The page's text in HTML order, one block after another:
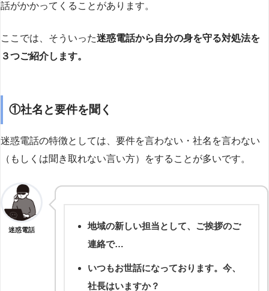
話がかかってくることがあります。
ここでは、そういった迷惑電話から自分の身を守る対処法を
３つご紹介します。
①社名と要件を聞く
迷惑電話の特徴としては、要件を言わない・社名を言わない
（もしくは聞き取れない言い方）をすることが多いです。
迷惑電話
地域の新しい担当として、ご挨拶のご
連絡で…
いつもお世話になっております。今、
社長はいますか？